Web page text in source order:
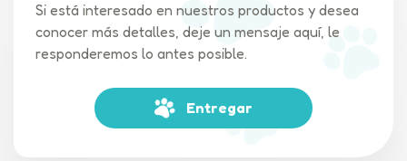
Si está interesado en nuestros productos y desea
conocer más detalles, deje un mensaje aquí, le
responderemos lo antes posible.
Entregar